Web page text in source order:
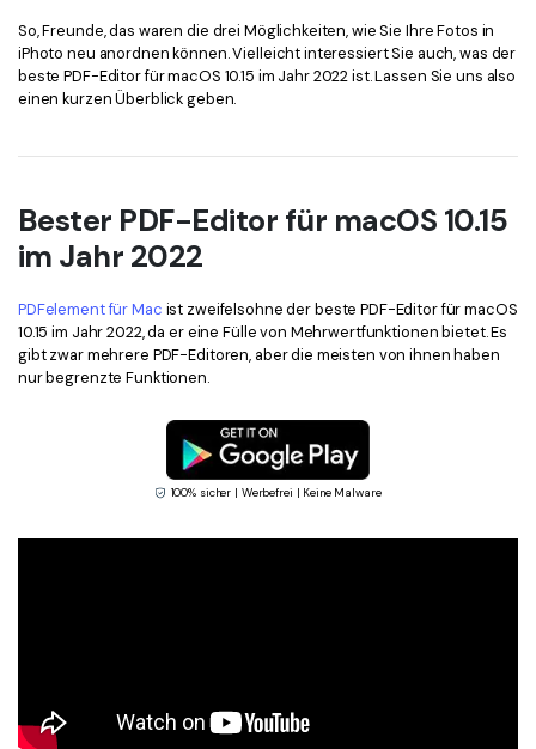
So, Freunde, das waren die drei Möglichkeiten, wie Sie Ihre Fotos in
iPhoto neu anordnen können. Vielleicht interessiert Sie auch, was der
beste PDF-Editor für macOS 10.15 im Jahr 2022 ist. Lassen Sie uns also
einen kurzen Überblick geben.
Bester PDF-Editor für macOS 10.15
im Jahr 2022
PDFelement für Mac ist zweifelsohne der beste PDF-Editor für macOS
10.15 im Jahr 2022, da er eine Fülle von Mehrwertfunktionen bietet. Es
gibt zwar mehrere PDF-Editoren, aber die meisten von ihnen haben
nur begrenzte Funktionen.
100% sicher | Werbefrei | Keine Malware